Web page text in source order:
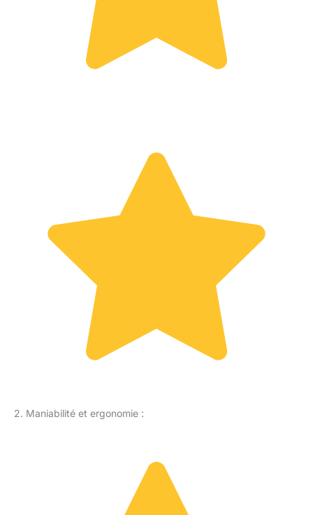
2. Maniabilité et ergonomie :